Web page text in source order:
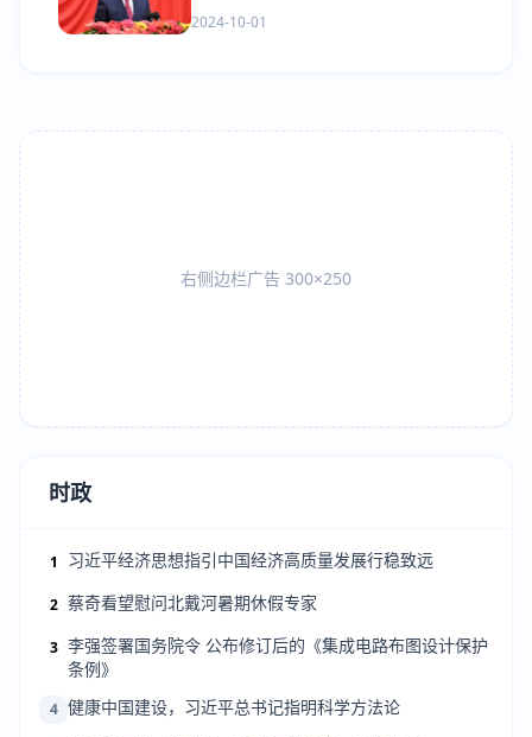
2024-10-01
右侧边栏广告 300×250
时政
1 习近平经济思想指引中国经济高质量发展行稳致远
2 蔡奇看望慰问北戴河暑期休假专家
3 李强签署国务院令 公布修订后的《集成电路布图设计保护
条例》
4 健康中国建设，习近平总书记指明科学方法论